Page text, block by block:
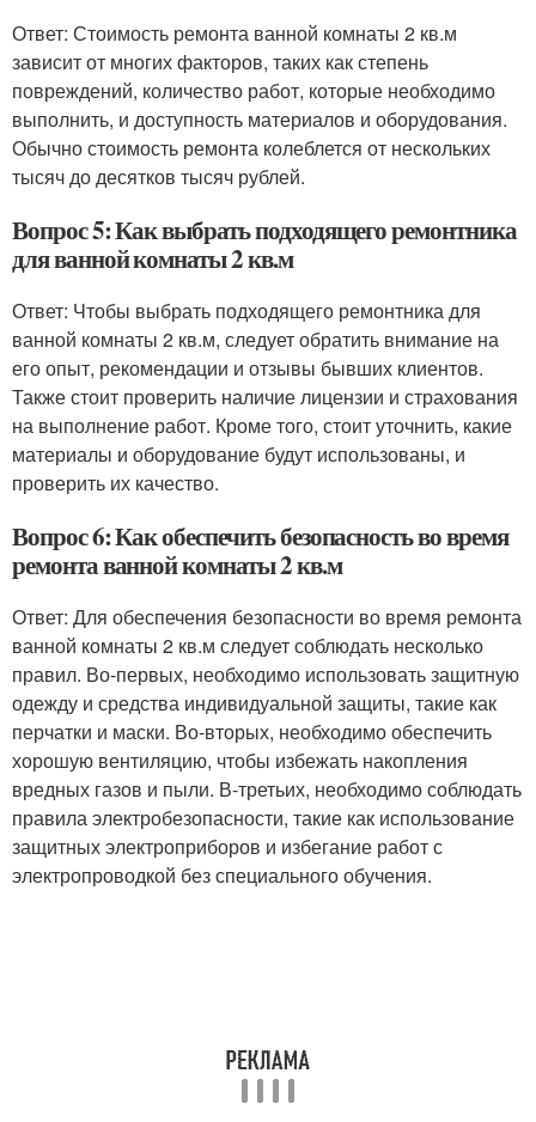
Ответ: Стоимость ремонта ванной комнаты 2 кв.м
зависит от многих факторов, таких как степень
повреждений, количество работ, которые необходимо
выполнить, и доступность материалов и оборудования.
Обычно стоимость ремонта колеблется от нескольких
тысяч до десятков тысяч рублей.
Вопрос 5: Как выбрать подходящего ремонтника
для ванной комнаты 2 кв.м
Ответ: Чтобы выбрать подходящего ремонтника для
ванной комнаты 2 кв.м, следует обратить внимание на
его опыт, рекомендации и отзывы бывших клиентов.
Также стоит проверить наличие лицензии и страхования
на выполнение работ. Кроме того, стоит уточнить, какие
материалы и оборудование будут использованы, и
проверить их качество.
Вопрос 6: Как обеспечить безопасность во время
ремонта ванной комнаты 2 кв.м
Ответ: Для обеспечения безопасности во время ремонта
ванной комнаты 2 кв.м следует соблюдать несколько
правил. Во-первых, необходимо использовать защитную
одежду и средства индивидуальной защиты, такие как
перчатки и маски. Во-вторых, необходимо обеспечить
хорошую вентиляцию, чтобы избежать накопления
вредных газов и пыли. В-третьих, необходимо соблюдать
правила электробезопасности, такие как использование
защитных электроприборов и избегание работ с
электропроводкой без специального обучения.